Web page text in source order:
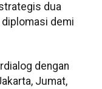
dua
diplomasi demi
dengan
Jumat,